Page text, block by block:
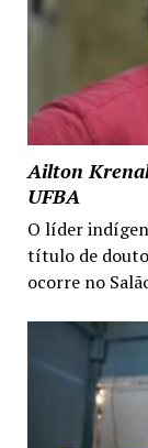
Ailton
UFBA
O líder
título de
ocorre no